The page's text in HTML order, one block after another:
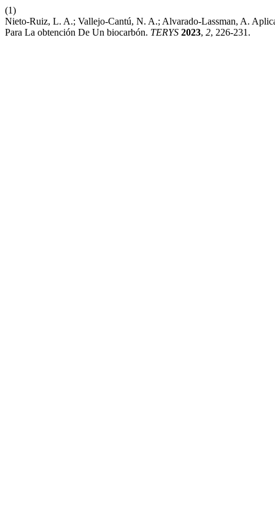
(1)
Nieto-Ruiz, L. A.; Vallejo-Cantú, N. A.; Alvarado-Lassman, A.
Para La obtención De Un biocarbón. TERYS 2023, 2, 226-231.